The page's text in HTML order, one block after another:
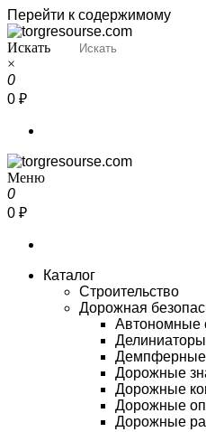
Перейти к содержимому
Torgresourse
Промышленный маркетплейс
Искать
×
0
0 ₽
Torgresourse
Промышленный маркетплейс
Меню
0
0 ₽
Каталог
Строительство
Дорожная
Автономные
Делиниаторы
Демпферные
Дорожные
Дорожные
Дорожные
Дорожные